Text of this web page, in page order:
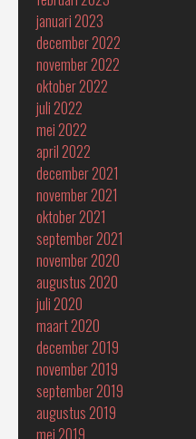
januari 2023
december 2022
november 2022
oktober 2022
juli 2022
mei 2022
april 2022
december 2021
november 2021
oktober 2021
september 2021
november 2020
augustus 2020
juli 2020
maart 2020
december 2019
november 2019
september 2019
augustus 2019
mei 2019